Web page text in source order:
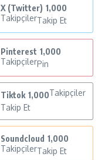
X (Twitter) 1,000
TakipçilerTakip Et
Pinterest 1,000
TakipçilerPin
Tiktok 1,000Takipçiler
Takip Et
Soundcloud 1,000
TakipçilerTakip Et